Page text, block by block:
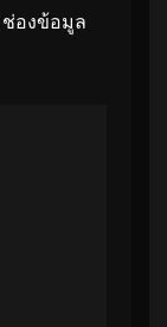
ช่องข้อมูล